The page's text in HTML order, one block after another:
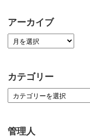
アーカイブ
カテゴリー
管理人